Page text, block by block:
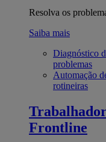
Resolva os
Saiba mais
Diagnóstico
problemas
Automação
rotineiras
Frontline